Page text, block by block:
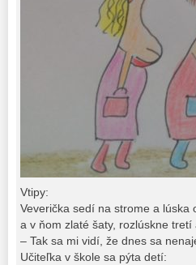
Vtipy:
Veverička sedí na strome a lúska
a v ňom zlaté šaty, rozlúskne
– Tak sa mi vidí, že dnes sa
Učiteľka v škole sa pýta detí: